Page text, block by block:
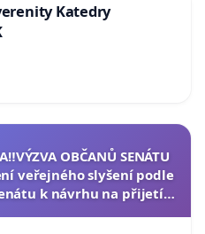
Katedry
OBČANŮ SENÁTU
veřejného slyšení podle
k návrhu na přijetí